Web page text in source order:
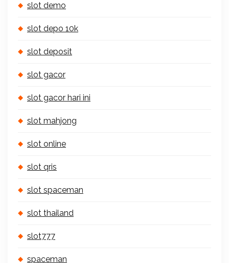
slot demo
slot depo 10k
slot deposit
slot gacor
slot gacor hari ini
slot mahjong
slot online
slot qris
slot spaceman
slot thailand
slot777
spaceman